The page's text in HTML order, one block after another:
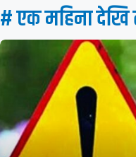
# एक महिना देखि